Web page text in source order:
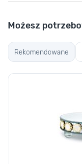
Rekomendowane
Możesz